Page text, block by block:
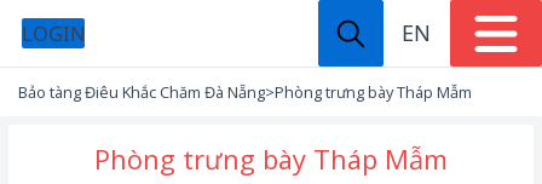
LOGIN EN
Bảo tàng Điêu Khắc Chăm Đà Nẵng>Phòng trưng bày Tháp Mẫm
Phòng trưng bày Tháp Mẫm